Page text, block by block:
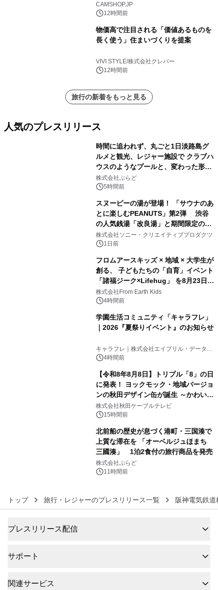
CAMSHOP.JP
12時間前
物価高で注目される「価値あるものを
長く使う」住まいづくりを提案
VIVI STYLE/株式会社クレバー
12時間前
旅行の新着をもっと見る
人気のプレスリリース
時間に追われず、丸ごと1日淡路島グ
ルメと観光、レジャー施設で クラブハ
ウスのようなプールと、変わった形の
サウナも 「THE BOXY AWAJI」のお
得な素泊まり連泊プランで
株式会社ぷらど
5時間前
スヌーピーの湯が登場！ 「サウナのあ
とに楽しむPEANUTS」第2弾 渋谷
の人気銭湯「改良湯」と期間限定のコ
ラボレーション サウナイキタイコラ
ボグッズも発売決定！
株式会社ソニー・クリエイティブプロダクツ
1日前
フロムアースキッズ × 地域 × 大学生が
創る、 子どもたちの「自育」イベント
「諸福ジーク×Lifehug」 を8月23日
(日)開催
株式会社From Earth Kids
4時間前
学園生活コミュニティ「キャラフレ」
｜2026『夏祭りイベント』のお知らせ
キャラフレ｜株式会社エイプリル・データ・
デザインズ
4時間前
【令和8年8月8日】トリプル「8」の日
に発表！ ヨックモック・地域バージョ
ンの秋田デザイン缶が誕生 ～かわいい
秋田犬の子犬と秋田の四季と名所を巡
るパッケージ～ 9月1日(火)秋田県内で
株式会社秋田ケーブルテレビ
15時間前
北前船の歴史が息づく港町・三国湊で
上質な滞在を 「オーベルジュほまち
三國湊」 1泊2食付の旅行商品を発売
株式会社ぷらど
11時間前
トップ 旅行・レジャーのプレスリリース一覧 阪神電気鉄
プレスリリース配信
サポート
関連サービス